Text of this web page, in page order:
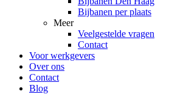
Bijbanen per plaats
Meer
Veelgestelde vragen
Contact
Voor werkgevers
Over ons
Contact
Blog